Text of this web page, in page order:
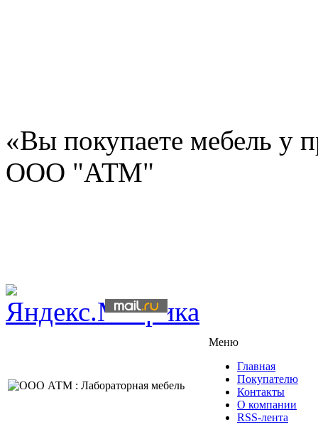
«Вы покупаете мебель у
ООО "АТМ"
Меню
Главная
Покупателю
Контакты
О компании
RSS-лента